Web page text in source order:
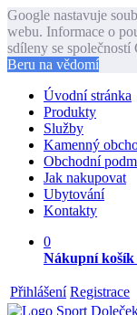
Google nastavuje
webu. Informace o
sdíleny se společností
Beru na vědomí
Úvodní stránka
Produkty
Služby
Kamenný
Obchodní
Jak nakupovat
Ubytování
Kontakty
0
Nákupní košík
Přihlášení Registrace